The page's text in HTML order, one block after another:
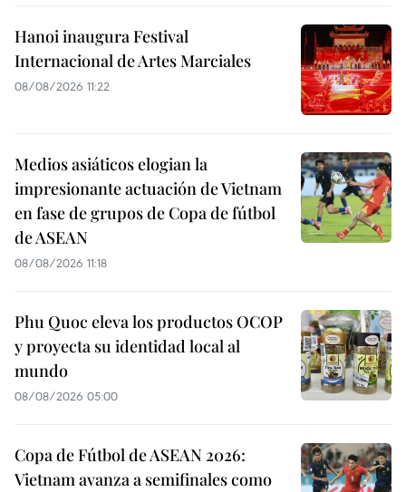
Hanoi inaugura Festival
Internacional de Artes Marciales
08/08/2026 11:22
Medios asiáticos elogian la
impresionante actuación de Vietnam
en fase de grupos de Copa de fútbol
de ASEAN
08/08/2026 11:18
Phu Quoc eleva los productos OCOP
y proyecta su identidad local al
mundo
08/08/2026 05:00
Copa de Fútbol de ASEAN 2026:
Vietnam avanza a semifinales como